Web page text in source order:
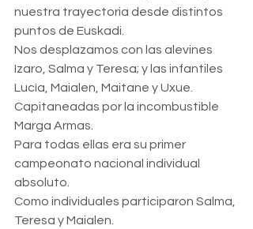
nuestra trayectoria desde distintos
puntos de Euskadi.
Nos desplazamos con las alevines
Izaro, Salma y Teresa; y las infantiles
Lucía, Maialen, Maitane y Uxue.
Capitaneadas por la incombustible
Marga Armas.
Para todas ellas era su primer
campeonato nacional individual
absoluto.
Como individuales participaron Salma,
Teresa y Maialen.